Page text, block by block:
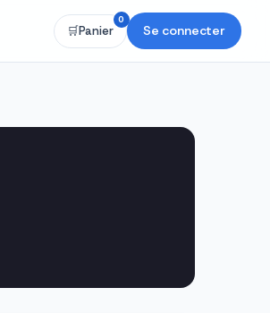
🛒Panier
0
Se connecter